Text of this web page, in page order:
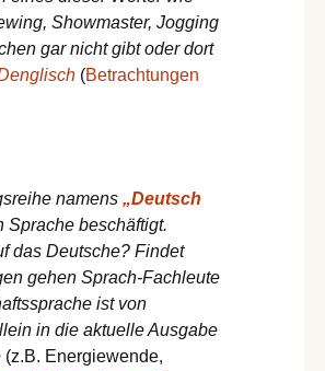
Showmaster, Jogging
gar nicht gibt oder dort
(Betrachtungen
namens „Deutsch
Sprache beschäftigt.
das Deutsche? Findet
gehen Sprach-Fachleute
ist von
in die aktuelle Ausgabe
(z.B. Energiewende,